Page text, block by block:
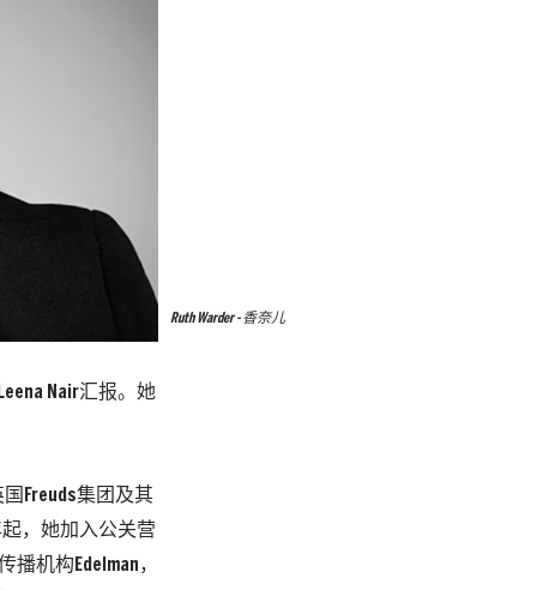
Ruth Warder - 香奈儿
Nair汇报。她
Freuds集团及其
起，她加入公关营
机构Edelman，